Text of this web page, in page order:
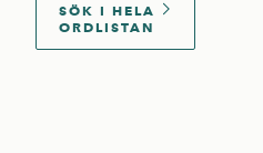
SÖK I HELA
ORDLISTAN